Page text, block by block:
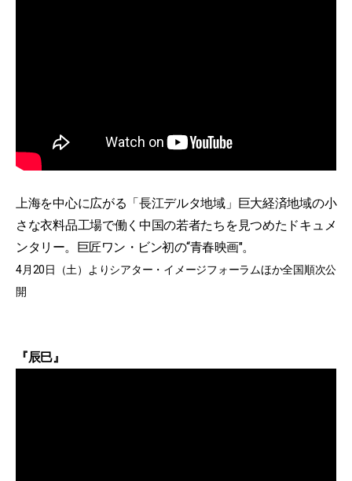
上海を中心に広がる「長江デルタ地域」巨大経済地域の小
さな衣料品工場で働く中国の若者たちを見つめたドキュメ
ンタリー。巨匠ワン・ビン初の“青春映画"。
4月20日（土）よりシアター・イメージフォーラムほか全国順次公
開
『辰巳』